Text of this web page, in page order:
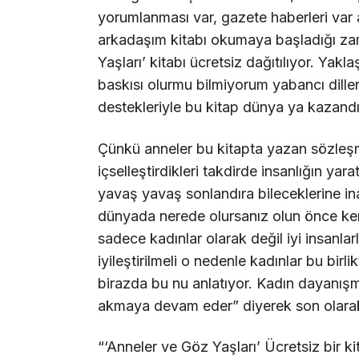
yorumlanması var, gazete haberleri
arkadaşım kitabı okumaya başladığı
Yaşları’ kitabı ücretsiz dağıtılıyor.
baskısı olurmu bilmiyorum yabancı
destekleriyle bu kitap dünya ya
Çünkü anneler bu kitapta yazan
içselleştirdikleri takdirde insanlığın
yavaş yavaş sonlandıra bileceklerine
dünyada nerede olursanız olun önce
sadece kadınlar olarak değil iyi
iyileştirilmeli o nedenle kadınlar bu
birazda bu nu anlatıyor. Kadın
akmaya devam eder” diyerek son
“‘Anneler ve Göz Yaşları’ Ücretsiz bir